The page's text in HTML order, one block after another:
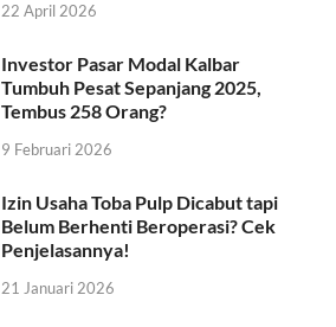
22 April 2026
Investor Pasar Modal Kalbar
Tumbuh Pesat Sepanjang 2025,
Tembus 258 Orang?
9 Februari 2026
Izin Usaha Toba Pulp Dicabut tapi
Belum Berhenti Beroperasi? Cek
Penjelasannya!
21 Januari 2026